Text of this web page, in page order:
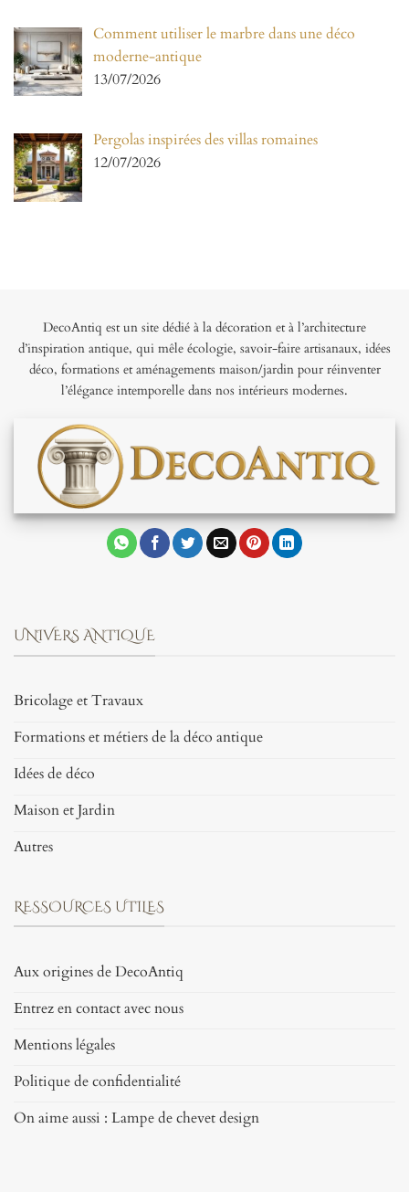
Comment utiliser le marbre dans une déco
moderne-antique
13/07/2026
Pergolas inspirées des villas romaines
12/07/2026
DecoAntiq est un site dédié à la décoration et à l’architecture
d’inspiration antique, qui mêle écologie, savoir-faire artisanaux, idées
déco, formations et aménagements maison/jardin pour réinventer
l’élégance intemporelle dans nos intérieurs modernes.
UNIVERS ANTIQUE
Bricolage et Travaux
Formations et métiers de la déco antique
Idées de déco
Maison et Jardin
Autres
RESSOURCES UTILES
Aux origines de DecoAntiq
Entrez en contact avec nous
Mentions légales
Politique de confidentialité
On aime aussi : Lampe de chevet design